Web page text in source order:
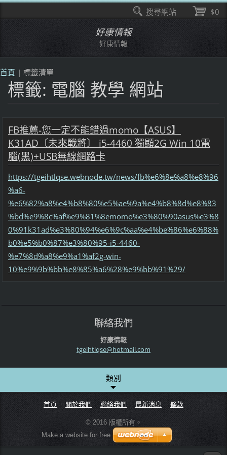
好康情報
好康情報
首頁 | 標籤清單
標籤: 電腦 教學 網站
FB推薦-您一定不能錯過momo【ASUS】
K31AD〔未來戰將〕 i5-4460 獨顯2G Win 10電
腦(黑)+USB無線網路卡
https://tgeihtlqse.webnode.tw/news/fb%e6%8e%a8%e8%96
%a6-
%e6%82%a8%e4%b8%80%e5%ae%9a%e4%b8%8d%e8%83
%bd%e9%8c%af%e9%81%8emomo%e3%80%90asus%e3%8
0%91k31ad%e3%80%94%e6%9c%aa%e4%be%86%e6%88%
b0%e5%b0%87%e3%80%95-i5-4460-
%e7%8d%a8%e9%a1%af2g-win-
10%e9%9b%bb%e8%85%a6%28%e9%bb%91%29/
聯絡我們
好康情報
tgeihtlqse@hotmail.com
類別
首頁 關於我們 聯絡我們 最新消息 條款
© 2016 版權所有。
Make a website for free
$0
搜尋網站